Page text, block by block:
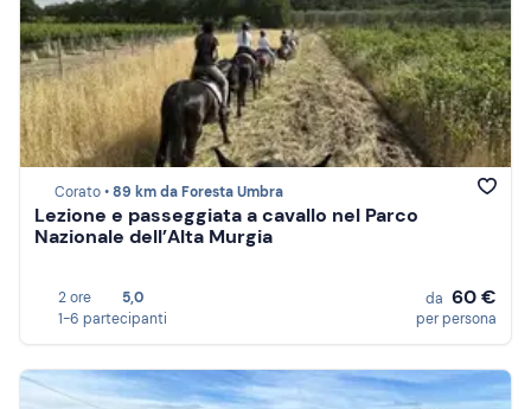
Corato •89 km da Foresta Umbra
Lezione e passeggiata a cavallo nel Parco
Nazionale dell’Alta Murgia
2 ore
5,0
1-6 partecipanti
da 60 €
per persona